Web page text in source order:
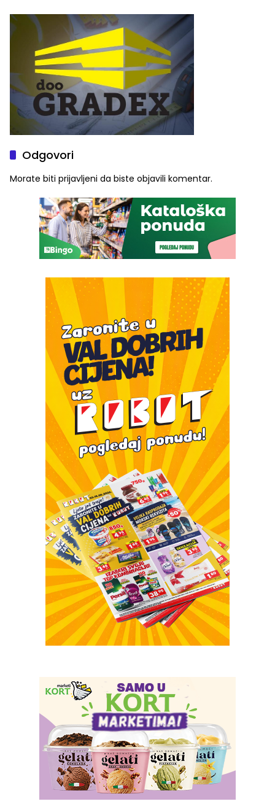
Graše
Odgovori
Morate biti prijavljeni da biste objavili komentar.